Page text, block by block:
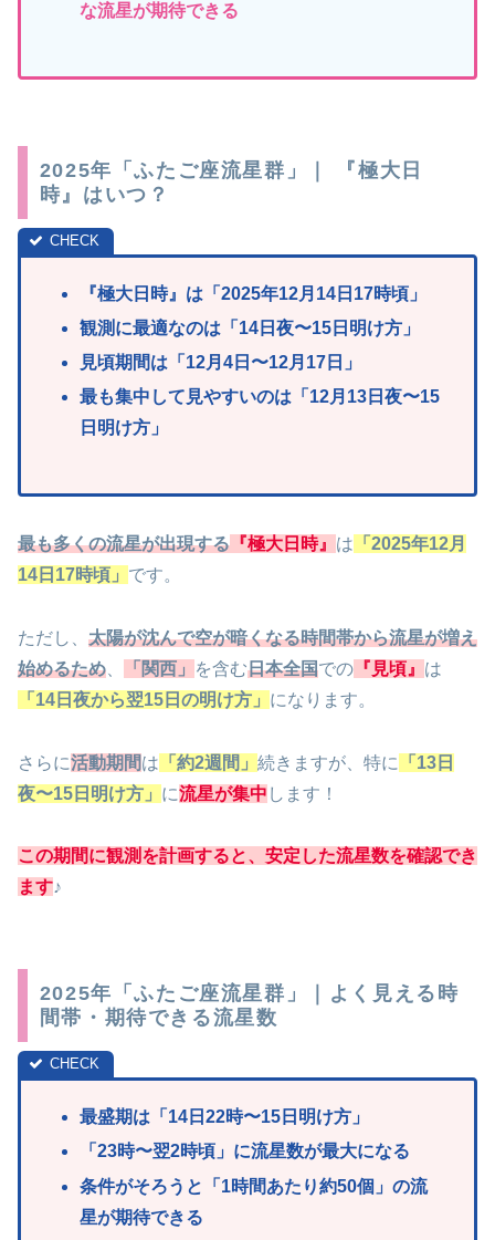
な流星が期待できる
2025年「ふたご座流星群」｜ 『極大日
時』はいつ？
『極大日時』は「2025年12月14日17時頃」
観測に最適なのは「14日夜〜15日明け方」
見頃期間は「12月4日〜12月17 日」
最も集中して見やすいのは 「12月13日夜〜15
日明け方」
最も多くの流星が出現する 『極大日時』 は 「2025年12月
14日17時頃」 です。
ただし、 太陽が沈んで空が暗くなる時間帯から流星が増え
始めるため
「関西」 を含む日本全国での 『見頃』 は
「14日夜から翌15日の明け方」 になります。
さらに活動期間は 「約2週間」 続きますが、特に
「13日
夜〜15日明け方」 に流星が集中 します！
この期間に観測を計画すると、安定した流星数を確認でき
ます♪
2025年「ふたご座流星群」｜よく見える時
間帯・期待できる流星数
最盛期は「14日22時〜15日明け方」
「23時〜翌2時頃」に流星数が最大になる
条件がそろうと「1時間あたり約50個」の流
星が期待できる